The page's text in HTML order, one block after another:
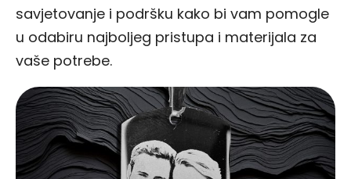
savjetovanje i podršku kako bi vam pomogle
u odabiru najboljeg pristupa i materijala za
vaše potrebe.